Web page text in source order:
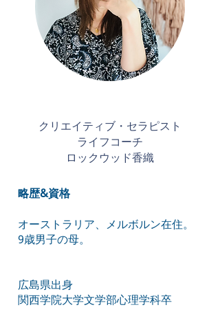
クリエイティブ・セラピスト
​ライフコーチ
​ロックウッド香織
略歴&資格
オーストラリア、メルボルン在住。
9歳男子の母。
広島県出身
関西学院大学文学部心理学科卒